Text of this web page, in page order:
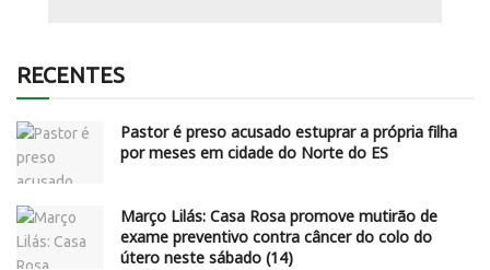
RECENTES
Pastor é preso acusado estuprar a própria filha
por meses em cidade do Norte do ES
Março Lilás: Casa Rosa promove mutirão de
exame preventivo contra câncer do colo do
útero neste sábado (14)